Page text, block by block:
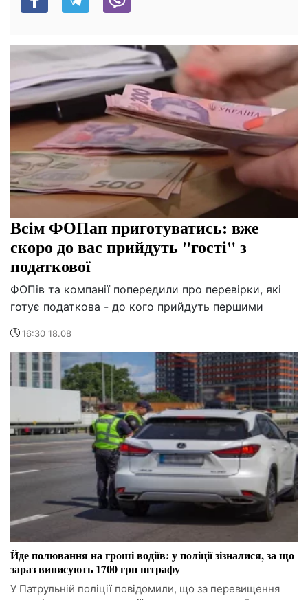
Всім ФОПап приготуватись: вже
скоро до вас прийдуть "гості" з
податкової
ФОПів та компанії попередили про перевірки, які
готує податкова - до кого прийдуть першими
16:30 18.08
Йде полювання на гроші водіїв: у поліції зізналися, за що
зараз виписують 1700 грн штрафу
У Патрульній поліції повідомили, що за перевищення